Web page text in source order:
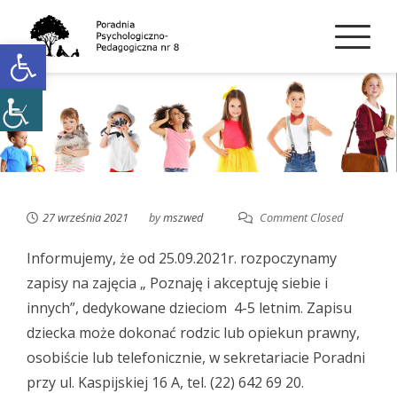
Open toolbar
content
27 września 2021 bymszwed Comment Closed
Informujemy, że od 25.09.2021r. rozpoczynamy
zapisy na zajęcia „ Poznaję i akceptuję siebie i
innych”, dedykowane dzieciom 4-5 letnim. Zapisu
dziecka może dokonać rodzic lub opiekun prawny,
osobiście lub telefonicznie, w sekretariacie Poradni
przy ul. Kaspijskiej 16 A, tel. (22) 642 69 20.